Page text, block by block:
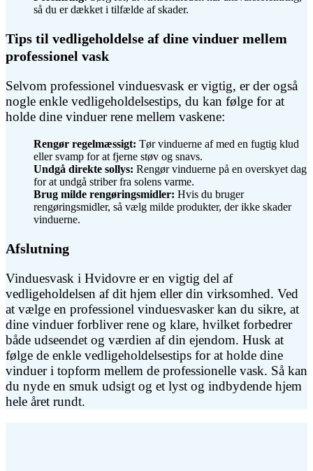
så du er dækket i tilfælde af skader.
Tips til vedligeholdelse af dine vinduer mellem
professionel vask
Selvom professionel vinduesvask er vigtig, er der også
nogle enkle vedligeholdelsestips, du kan følge for at
holde dine vinduer rene mellem vaskene:
Rengør regelmæssigt: Tør vinduerne af med en fugtig klud
eller svamp for at fjerne støv og snavs.
Undgå direkte sollys: Rengør vinduerne på en overskyet dag
for at undgå striber fra solens varme.
Brug milde rengøringsmidler: Hvis du bruger
rengøringsmidler, så vælg milde produkter, der ikke skader
vinduerne.
Afslutning
Vinduesvask i Hvidovre er en vigtig del af
vedligeholdelsen af dit hjem eller din virksomhed. Ved
at vælge en professionel vinduesvasker kan du sikre, at
dine vinduer forbliver rene og klare, hvilket forbedrer
både udseendet og værdien af din ejendom. Husk at
følge de enkle vedligeholdelsestips for at holde dine
vinduer i topform mellem de professionelle vask. Så kan
du nyde en smuk udsigt og et lyst og indbydende hjem
hele året rundt.